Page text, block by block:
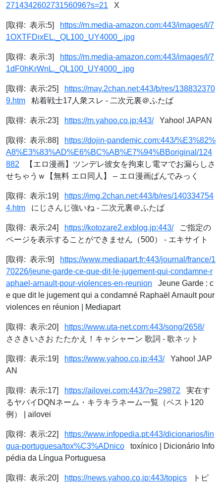
271434260273156096?s=21 X
[取得: 表示:5]
https://m.media-amazon.com:443/images/I/7
1OXTFDixEL._QL100_UY4000_.jpg
[取得: 表示:3]
https://m.media-amazon.com:443/images/I/7
1dF0hKrWnL._QL100_UY4000_.jpg
[取得: 表示:25]
https://may.2chan.net:443/b/res/138832370
9.htm 粘着戦士17人衆スレ - 二次元裏＠ふたば
[取得: 表示:23] https://m.yahoo.co.jp:443/Yahoo! JAPAN
[取得: 表示:88]
https://dojin-pandemic.com:443/%E3%82%
A8%E3%83%AD%E6%BC%AB%E7%94%BBoriginal/124
882 【エロ漫画】ツンデレ彼女を拘束し電マでお漏らしさ
せちゃうｗ【無料 エロ同人】 – エロ漫画ぱんでみっく
[取得: 表示:19]
https://img.2chan.net:443/b/res/140334754
4.htm にじさんじ強いね - 二次元裏＠ふたば
[取得: 表示:24] https://kotozare2.exblog.jp:443/ご指定の
ページを表示することができません（500） - エキサイト
[取得: 表示:9]
https://www.mediapart.fr:443/journal/france/1
70226/jeune-garde-ce-que-dit-le-jugement-qui-condamne-r
aphael-arnault-pour-violences-en-reunion Jeune Garde : c
e que dit le jugement qui a condamné Raphaël Arnault pour
violences en réunion | Mediapart
[取得: 表示:20]
https://www.uta-net.com:443/song/2658/
ささきいさお たたかえ！キャシャーン 歌詞 - 歌ネット
[取得: 表示:19] https://www.yahoo.co.jp:443/Yahoo! JAP
AN
[取得: 表示:17] https://ailovei.com:443/?p=29872 実在す
るヤバイDQNネーム・キラキラネーム一覧（ベスト120
例） | ailovei
[取得: 表示:22]
https://www.infopedia.pt:443/dicionarios/lin
gua-portuguesa/tox%C3%ADnico toxínico | Dicionário Info
pédia da Língua Portuguesa
[取得: 表示:20] https://news.yahoo.co.jp:443/topics トピ